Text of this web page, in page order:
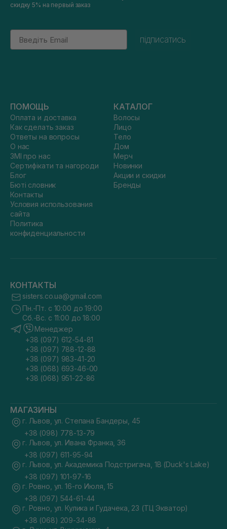
скидку 5% на первый заказ
Email
підписатись
ПОМОЩЬ
Оплата и доставка
Как сделать заказ
Ответы на вопросы
О нас
ЗМІ про нас
Сертифікати та нагороди
Блог
Бюті словник
Контакты
Условия использования
сайта
Политика
конфиденциальности
КАТАЛОГ
Волосы
Лицо
Тело
Дом
Мерч
Новинки
Акции и скидки
Бренды
КОНТАКТЫ
sisters.co.ua@gmail.com
Пн.-Пт. с 10:00 до 19:00
Сб.-Вс. с 11:00 до 18:00
Менеджер
+38 (097) 612-54-81
+38 (097) 788-12-88
+38 (097) 983-41-20
+38 (068) 693-46-00
+38 (068) 951-22-86
МАГАЗИНЫ
г. Львов, ул. Степана Бандеры, 45
+38 (098) 778-13-79
г. Львов, ул. Ивана Франка, 36
+38 (097) 611-95-94
г. Львов, ул. Академика Подстригача, 1В (Duck's Lake)
+38 (097) 101-97-16
г. Ровно, ул. 16-го Июля, 15
+38 (097) 544-61-44
г. Ровно, ул. Кулика и Гудачека, 23 (ТЦ Экватор)
+38 (068) 209-34-88